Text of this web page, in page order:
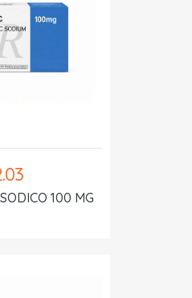
100 MG